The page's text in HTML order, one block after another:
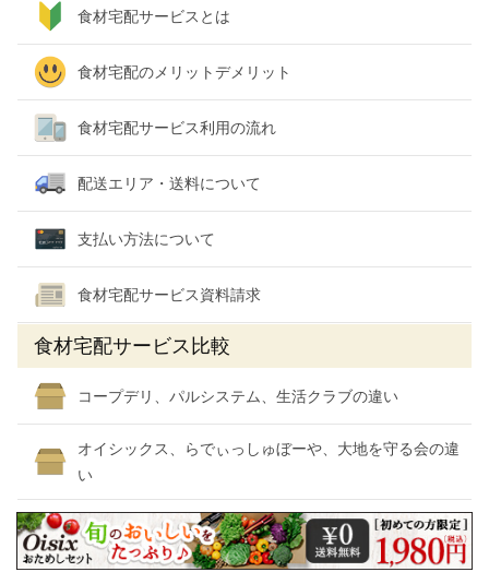
食材宅配サービスとは
食材宅配のメリットデメリット
食材宅配サービス利用の流れ
配送エリア・送料について
支払い方法について
食材宅配サービス資料請求
食材宅配サービス比較
コープデリ、パルシステム、生活クラブの違い
オイシックス、らでぃっしゅぼーや、大地を守る会の違
い